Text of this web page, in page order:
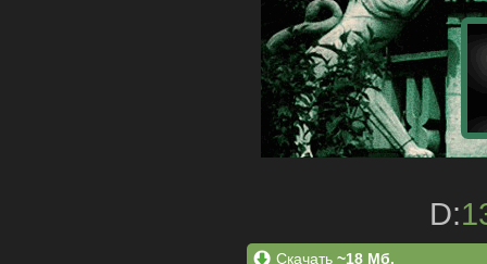
D:
Скачать ~18 Мб.